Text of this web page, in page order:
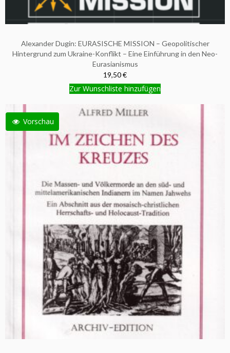
Alexander Dugin: EURASISCHE MISSION – Geopolitischer
Hintergrund zum Ukraine-Konflikt – Eine Einführung in den Neo-
Eurasianismus
19,50 €
Zur Wunschliste hinzufügen
Vorschau